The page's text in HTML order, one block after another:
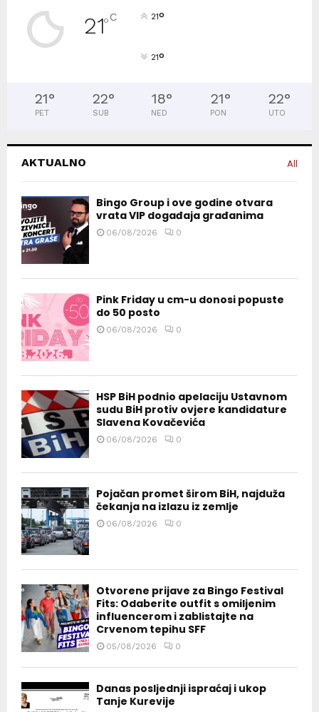
21°C 21°
21°
21°
PET
22°
SUB
18°
NED
21°
PON
22°
UTO
AKTUALNO All
Bingo Group i ove godine otvara
vrata VIP događaja građanima
06/08/2026 0
Pink Friday u cm-u donosi popuste
do 50 posto
06/08/2026 0
HSP BiH podnio apelaciju Ustavnom
sudu BiH protiv ovjere kandidature
Slavena Kovačevića
06/08/2026 0
Pojačan promet širom BiH, najduža
čekanja na izlazu iz zemlje
06/08/2026 0
Otvorene prijave za Bingo Festival
Fits: Odaberite outfit s omiljenim
influencerom i zablistajte na
Crvenom tepihu SFF
05/08/2026 0
Danas posljednji ispraćaj i ukop
Tanje Kurevije